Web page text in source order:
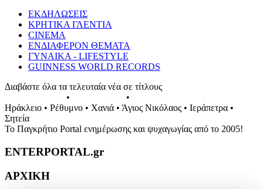
ΕΚΔΗΛΩΣΕΙΣ
ΚΡΗΤΙΚΑ ΓΛΕΝΤΙΑ
CINEMA
ΕΝΔΙΑΦΕΡΟΝ ΘΕΜΑΤΑ
ΓΥΝΑΙΚΑ - LIFESTYLE
GUINNESS WORLD RECORDS
Διαβάστε όλα τα τελευταία νέα σε τίτλους
• •
Ηράκλειο • Ρέθυμνο • Χανιά • Άγιος Νικόλαος • Ιεράπετρα •
Σητεία
Το Παγκρήτιο Portal ενημέρωσης και ψυχαγωγίας από το 2005!
ENTERPORTAL.gr
ΑΡΧΙΚΗ